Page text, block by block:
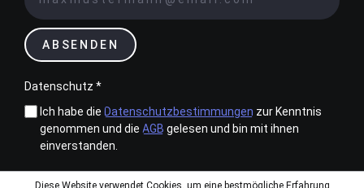
ABSENDEN
Datenschutz *
Ich habe die Datenschutzbestimmungen zur Kenntnis
genommen und die AGB gelesen und bin mit ihnen
einverstanden.
Diese Website verwendet Cookies, um eine bestmögliche Erfahrung